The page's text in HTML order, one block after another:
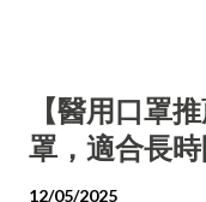
【醫用口罩
罩，適合長
12/05/2025